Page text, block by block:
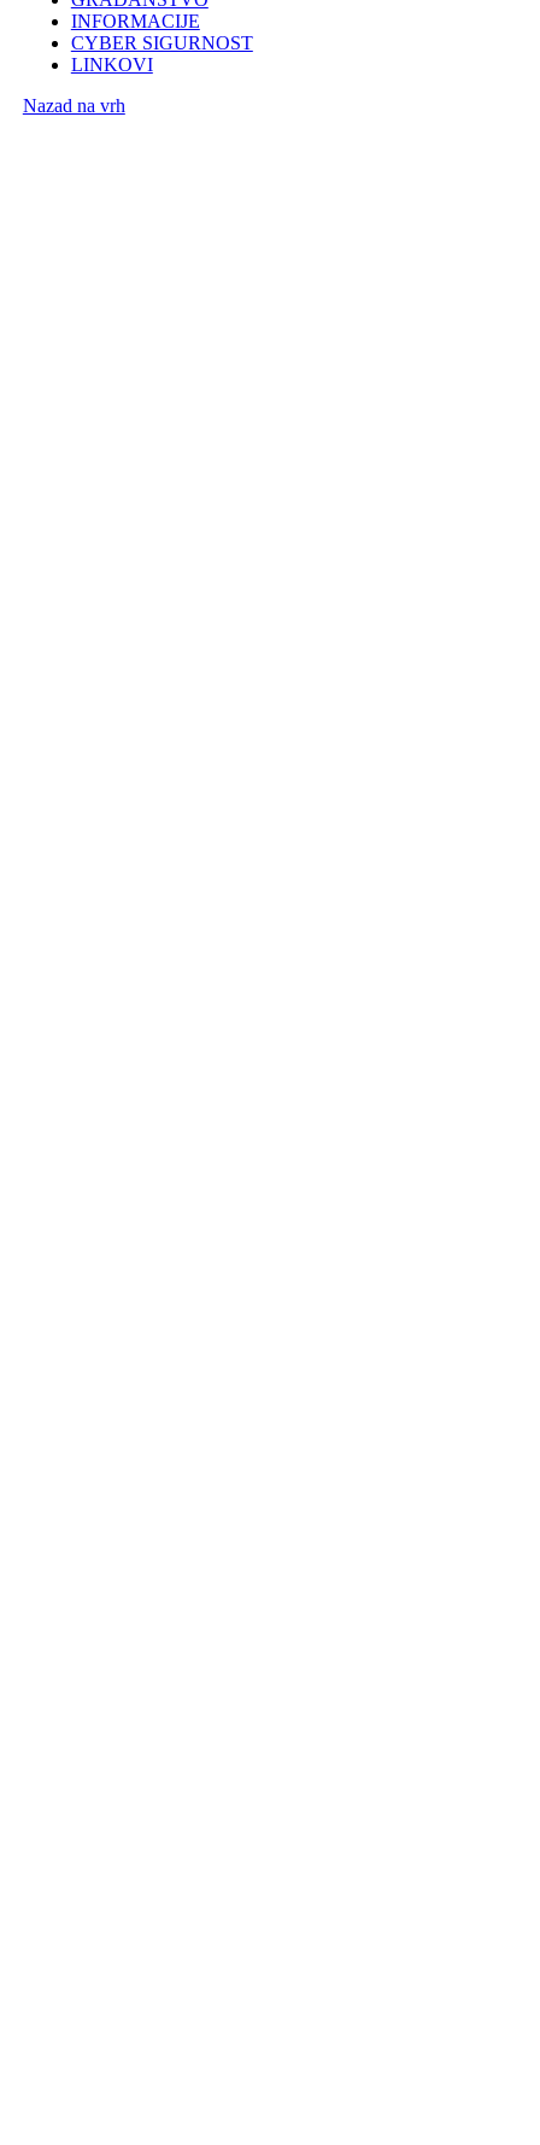
INFORMACIJE
CYBER SIGURNOST
LINKOVI
Nazad na vrh